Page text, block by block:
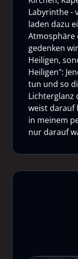
Labyrinthe -
laden dazu
Atmosphäre
gedenken
Heiligen,
Heiligen":
tun und so
Lichterglanz
weist darauf
in meinem
nur darauf